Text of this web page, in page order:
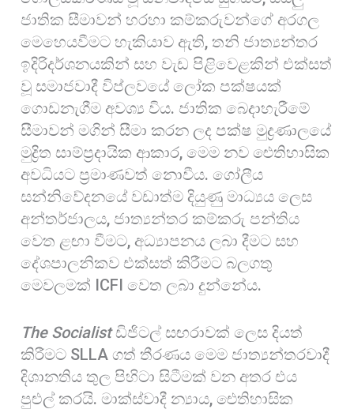
ජාතික සීමාවන් හරහා කම්කරුවන්ගේ අරගල
මෙහෙයවීමට හැකියාව ඇති, තනි ජාත්‍යන්තර
ඉදිරිදර්ශනයකින් සහ වැඩ පිළිවෙළකින් එක්සත්
වූ සමාජවාදී විප්ලවයේ ලෝක පක්ෂයක්
ගොඩනැගීම අවශ්‍ය විය. ජාතික බෙදාහැරීමේ
සීමාවන් මගින් සීමා කරන ලද පක්ෂ මුද්‍රණාලයේ
මුද්‍රිත සාම්ප්‍රදායික ආකාර, මෙම නව ඓතිහාසික
අවධියට ප්‍රමාණවත් නොවීය. ගෝලීය
සන්නිවේදනයේ වඩාත්ම දියුණු මාධ්‍යය ලෙස
අන්තර්ජාලය, ජාත්‍යන්තර කම්කරු පන්තිය
වෙත ළඟා වීමට, අධ්‍යාපනය ලබා දීමට සහ
දේශපාලනිකව එක්සත් කිරීමට බලගතු
මෙවලමක් ICFI වෙත ලබා දුන්නේය.
The Socialistඩිජිටල් සඟරාවක් ලෙස දියත්
කිරීමට SLLA ගත් තීරණය මෙම ජාත්‍යන්තරවාදී
දිශානතිය තුල පිහිටා සිටීමක් වන අතර එය
පුළුල් කරයි. මාක්ස්වාදී න්‍යාය, ඓතිහාසික